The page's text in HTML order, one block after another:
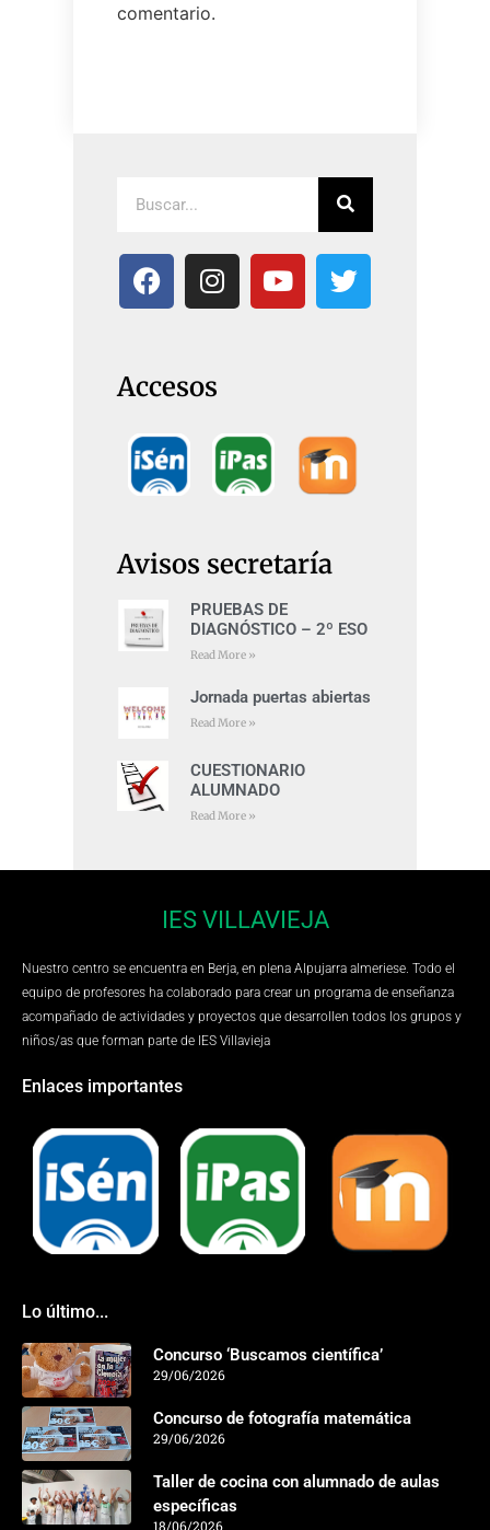
comentario.
Accesos
Avisos secretaría
PRUEBAS DE
DIAGNÓSTICO – 2º ESO
Read More »
Jornada puertas abiertas
Read More »
CUESTIONARIO
ALUMNADO
Read More »
IES VILLAVIEJA
Nuestro centro se encuentra en Berja, en plena Alpujarra almeriese. Todo el
equipo de profesores ha colaborado para crear un programa de enseñanza
acompañado de actividades y proyectos que desarrollen todos los grupos y
niños/as que forman parte de IES Villavieja
Enlaces importantes
Lo último...
Concurso ‘Buscamos científica’
29/06/2026
Concurso de fotografía matemática
29/06/2026
Taller de cocina con alumnado de aulas
específicas
18/06/2026